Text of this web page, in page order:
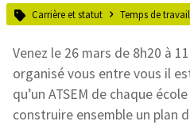
Carrière et statut Temps de travail
Venez le 26 mars de 8h20 à
organisé vous entre vous il
qu’un ATSEM de chaque
construire ensemble un plan